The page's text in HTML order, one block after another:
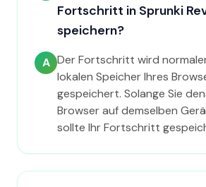
Fortschritt in Sprunki
speichern?
A Der Fortschritt wird
lokalen Speicher Ihres
gespeichert. Solange Sie
Browser auf demselben
sollte Ihr Fortschritt